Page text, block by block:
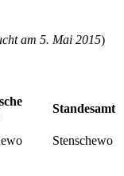
am 5. Mai 2015)
Standesamt
Stenschewo